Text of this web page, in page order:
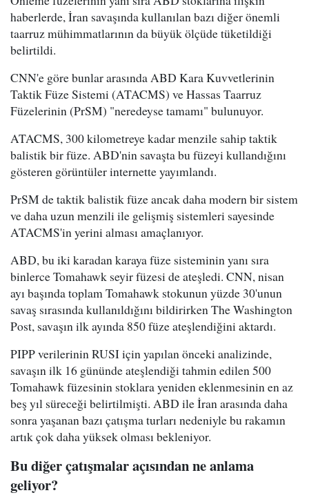
haberlerde, İran savaşında kullanılan bazı diğer önemli
taarruz mühimmatlarının da büyük ölçüde tüketildiği
belirtildi.
CNN'e göre bunlar arasında ABD Kara Kuvvetlerinin
Taktik Füze Sistemi (ATACMS) ve Hassas Taarruz
Füzelerinin (PrSM) "neredeyse tamamı" bulunuyor.
ATACMS, 300 kilometreye kadar menzile sahip taktik
balistik bir füze. ABD'nin savaşta bu füzeyi kullandığını
gösteren görüntüler internette yayımlandı.
PrSM de taktik balistik füze ancak daha modern bir sistem
ve daha uzun menzili ile gelişmiş sistemleri sayesinde
ATACMS'in yerini alması amaçlanıyor.
ABD, bu iki karadan karaya füze sisteminin yanı sıra
binlerce Tomahawk seyir füzesi de ateşledi. CNN, nisan
ayı başında toplam Tomahawk stokunun yüzde 30'unun
savaş sırasında kullanıldığını bildirirken The Washington
Post, savaşın ilk ayında 850 füze ateşlendiğini aktardı.
PIPP verilerinin RUSI için yapılan önceki analizinde,
savaşın ilk 16 gününde ateşlendiği tahmin edilen 500
Tomahawk füzesinin stoklara yeniden eklenmesinin en az
beş yıl süreceği belirtilmişti. ABD ile İran arasında daha
sonra yaşanan bazı çatışma turları nedeniyle bu rakamın
artık çok daha yüksek olması bekleniyor.
Bu diğer çatışmalar açısından ne anlama
geliyor?